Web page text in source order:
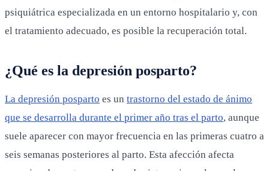
psiquiátrica especializada en un entorno hospitalario y, con
el tratamiento adecuado, es posible la recuperación total.
¿Qué es la depresión posparto?
La depresión posparto es un trastorno del estado de ánimo
que se desarrolla durante el primer año tras el parto, aunque
suele aparecer con mayor frecuencia en las primeras cuatro a
seis semanas posteriores al parto. Esta afección afecta